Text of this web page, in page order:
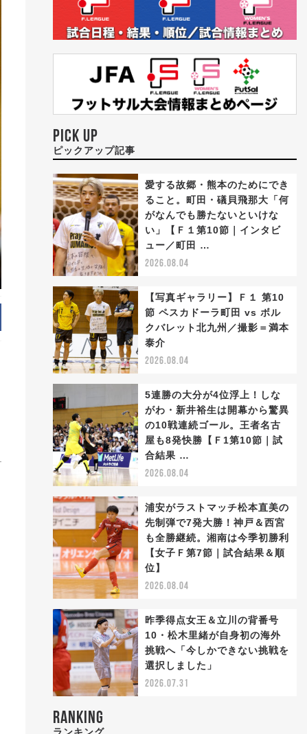
PICK UP
ピックアップ記事
愛する故郷・熊本のためにでき
ること。町田・礒貝飛那大「何
がなんでも勝たないといけな
い」【Ｆ１第10節｜インタビ
ュー／町田 …
2026.08.04
【写真ギャラリー】Ｆ１ 第10
節 ペスカドーラ町田 vs ボル
クバレット北九州／撮影＝満本
泰介
2026.08.04
5連勝の大分が4位浮上！しな
がわ・新井裕生は開幕から驚異
の10戦連続ゴール。王者名古
屋も8発快勝【Ｆ1第10節｜試
合結果 …
2026.08.04
浦安がラストマッチ松本直美の
先制弾で7発大勝！神戸＆西宮
も全勝継続。湘南は今季初勝利
【女子Ｆ第7節｜試合結果＆順
位】
2026.08.04
昨季得点女王＆立川の背番号
10・松木里緒が自身初の海外
挑戦へ「今しかできない挑戦を
選択しました」
2026.07.31
RANKING
ランキング